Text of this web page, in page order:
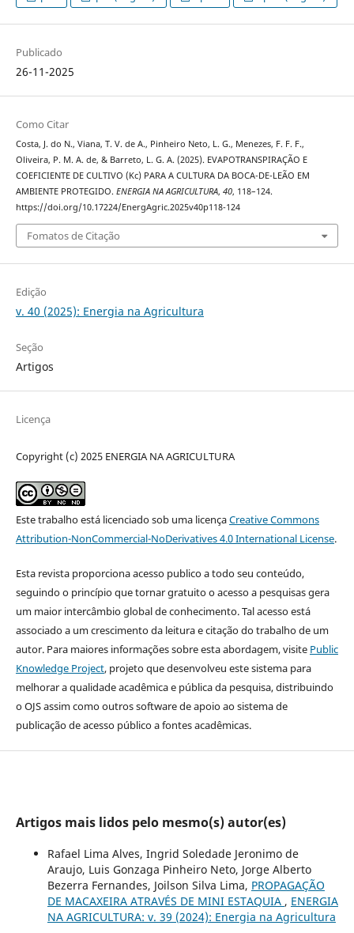
Publicado
26-11-2025
Como Citar
Costa, J. do N., Viana, T. V. de A., Pinheiro Neto, L. G., Menezes, F. F. F.,
Oliveira, P. M. A. de, & Barreto, L. G. A. (2025). EVAPOTRANSPIRAÇÃO E
COEFICIENTE DE CULTIVO (Kc) PARA A CULTURA DA BOCA-DE-LEÃO EM
AMBIENTE PROTEGIDO. ENERGIA NA AGRICULTURA, 40, 118–124.
https://doi.org/10.17224/EnergAgric.2025v40p118-124
Fomatos de Citação
Edição
v. 40 (2025): Energia na Agricultura
Seção
Artigos
Licença
Copyright (c) 2025 ENERGIA NA AGRICULTURA
Este trabalho está licenciado sob uma licençaCreative Commons
Attribution-NonCommercial-NoDerivatives 4.0 International License.
Esta revista proporciona acesso publico a todo seu conteúdo,
seguindo o princípio que tornar gratuito o acesso a pesquisas gera
um maior intercâmbio global de conhecimento. Tal acesso está
associado a um crescimento da leitura e citação do trabalho de um
autor. Para maiores informações sobre esta abordagem, visite Public
Knowledge Project, projeto que desenvolveu este sistema para
melhorar a qualidade acadêmica e pública da pesquisa, distribuindo
o OJS assim como outros software de apoio ao sistema de
publicação de acesso público a fontes acadêmicas.
Artigos mais lidos pelo mesmo(s) autor(es)
Rafael Lima Alves, Ingrid Soledade Jeronimo de
Araujo, Luis Gonzaga Pinheiro Neto, Jorge Alberto
Bezerra Fernandes, Joilson Silva Lima, PROPAGAÇÃO
DE MACAXEIRA ATRAVÉS DE MINI ESTAQUIA , ENERGIA
NA AGRICULTURA: v. 39 (2024): Energia na Agricultura